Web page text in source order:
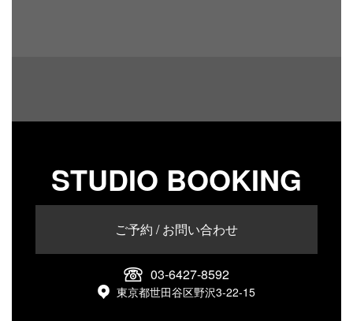
STUDIO BOOKING
ご予約 / お問い合わせ
03-6427-8592
東京都世田谷区野沢3-22-15